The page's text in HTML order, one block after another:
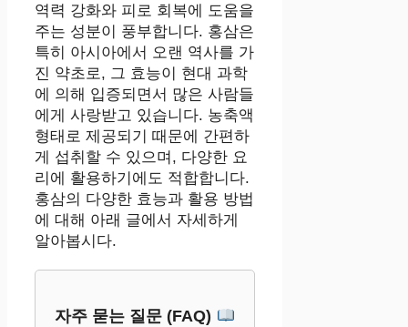
역력 강화와 피로 회복에 도움을
주는 성분이 풍부합니다. 홍삼은
특히 아시아에서 오랜 역사를 가
진 약초로, 그 효능이 현대 과학
에 의해 입증되면서 많은 사람들
에게 사랑받고 있습니다. 농축액
형태로 제공되기 때문에 간편하
게 섭취할 수 있으며, 다양한 요
리에 활용하기에도 적합합니다.
홍삼의 다양한 효능과 활용 방법
에 대해 아래 글에서 자세하게
알아봅시다.
자주 묻는 질문 (FAQ)